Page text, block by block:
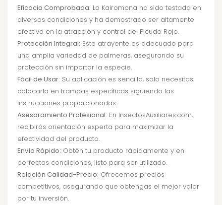
Eficacia Comprobada: La Kairomona ha sido testada en
diversas condiciones y ha demostrado ser altamente
efectiva en la atracción y control del Picudo Rojo.
Protección Integral: Este atrayente es adecuado para
una amplia variedad de palmeras, asegurando su
protección sin importar la especie.
Fácil de Usar: Su aplicación es sencilla, solo necesitas
colocarla en trampas específicas siguiendo las
instrucciones proporcionadas.
Asesoramiento Profesional: En InsectosAuxiliares.com,
recibirás orientación experta para maximizar la
efectividad del producto.
Envío Rápido: Obtén tu producto rápidamente y en
perfectas condiciones, listo para ser utilizado.
Relación Calidad-Precio: Ofrecemos precios
competitivos, asegurando que obtengas el mejor valor
por tu inversión.